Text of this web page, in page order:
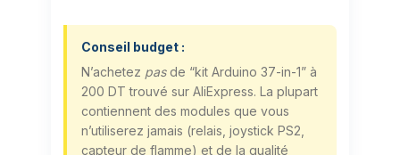
Conseil budget :
N’achetez pasde “kit Arduino 37-in-1” à
200 DT trouvé sur AliExpress. La plupart
contiennent des modules que vous
n’utiliserez jamais (relais, joystick PS2,
capteur de flamme) et de la qualité